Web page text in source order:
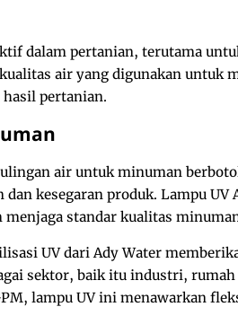
dalam pertanian, terutama
air yang digunakan untuk
pertanian.
air untuk minuman
kesegaran produk. Lampu UV
standar kualitas
UV dari Ady Water
sektor, baik itu industri,
lampu UV ini menawarkan